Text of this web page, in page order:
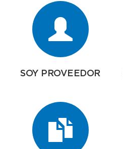
SOY PROVEEDOR